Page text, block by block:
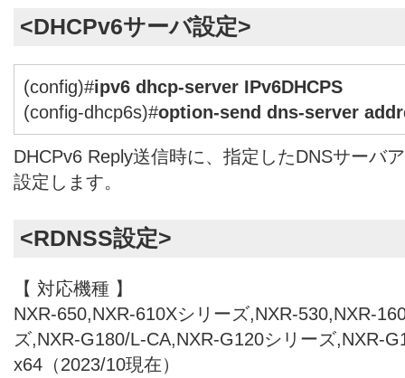
<DHCPv6サーバ設定>
(config)#ipv6 dhcp-server IPv6DHCPS
(config-dhcp6s)#option-send dns-server
DHCPv6 Reply送信時に、指定したDNSサーバ
設定します。
<RDNSS設定>
【 対応機種 】
NXR-650,NXR-610Xシリーズ,NXR-530,NXR-
ズ,NXR-G180/L-CA,NXR-G120シリーズ,NXR-
x64（2023/10現在）